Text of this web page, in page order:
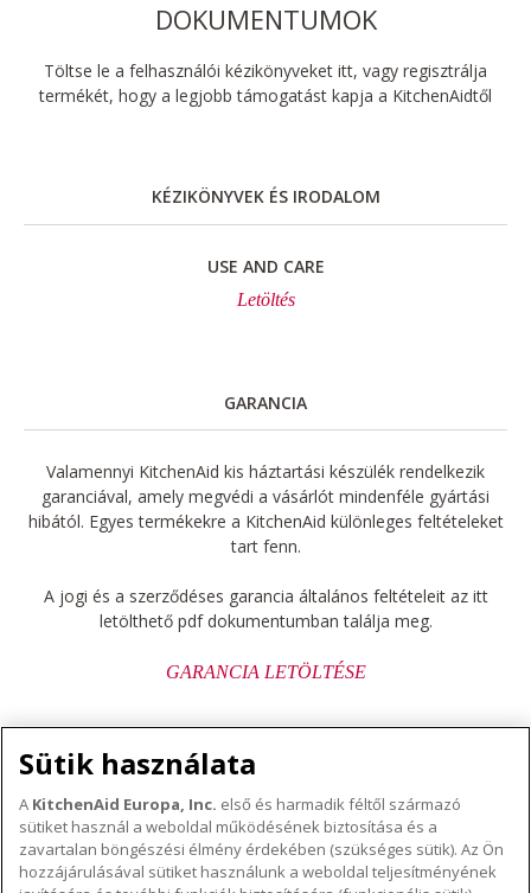
DOKUMENTUMOK
Töltse le a felhasználói kézikönyveket itt, vagy regisztrálja
termékét, hogy a legjobb támogatást kapja a KitchenAidtől
KÉZIKÖNYVEK ÉS IRODALOM
USE AND CARE
Letöltés
GARANCIA
Valamennyi KitchenAid kis háztartási készülék rendelkezik
garanciával, amely megvédi a vásárlót mindenféle gyártási
hibától. Egyes termékekre a KitchenAid különleges feltételeket
tart fenn.
A jogi és a szerződéses garancia általános feltételeit az itt
letölthető pdf dokumentumban találja meg.
GARANCIA LETÖLTÉSE
A KITCHENAID MÁRKÁRÓL
A márka lényege
Sütik használata
A KitchenAid Europa, Inc. első és harmadik féltől származó
sütiket használ a weboldal működésének biztosítása és a
zavartalan böngészési élmény érdekében (szükséges sütik). Az Ön
hozzájárulásával sütiket használunk a weboldal teljesítményének